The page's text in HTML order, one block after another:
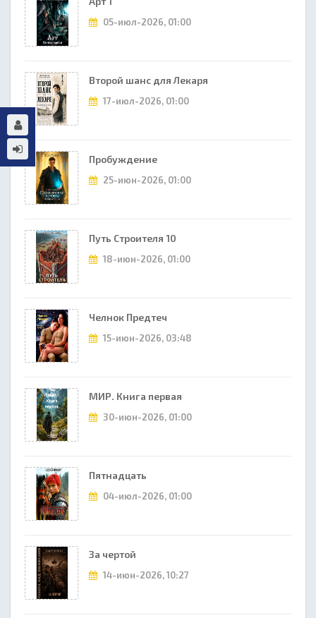
05-июл-2026, 01:00
Второй шанс для Лекаря
17-июл-2026, 01:00
Пробуждение
25-июн-2026, 01:00
Путь Строителя 10
18-июн-2026, 01:00
Челнок Предтеч
15-июн-2026, 03:48
МИР. Книга первая
30-июн-2026, 01:00
Пятнадцать
04-июл-2026, 01:00
За чертой
14-июн-2026, 10:27